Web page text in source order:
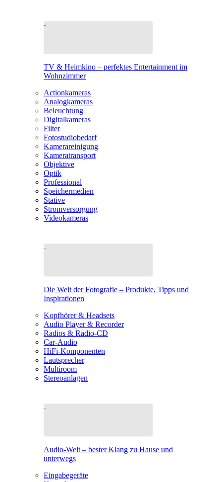
TV & Heimkino – perfektes Entertainment im
Wohnzimmer
Actionkameras
Analogkameras
Beleuchtung
Digitalkameras
Filter
Fotostudiobedarf
Kamerareinigung
Kameratransport
Objektive
Optik
Professional
Speichermedien
Stative
Stromversorgung
Videokameras
Die Welt der Fotografie – Produkte, Tipps und
Inspirationen
Kopfhörer & Headsets
Audio Player & Recorder
Radios & Radio-CD
Car-Audio
HiFi-Komponenten
Lautsprecher
Multiroom
Stereoanlagen
Audio-Welt – bester Klang zu Hause und
unterwegs
Eingabegeräte